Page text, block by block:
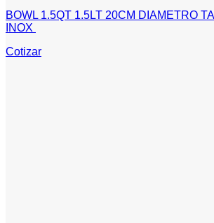
BOWL 1.5QT 1.5LT 20CM DIAMETRO
INOX
Cotizar